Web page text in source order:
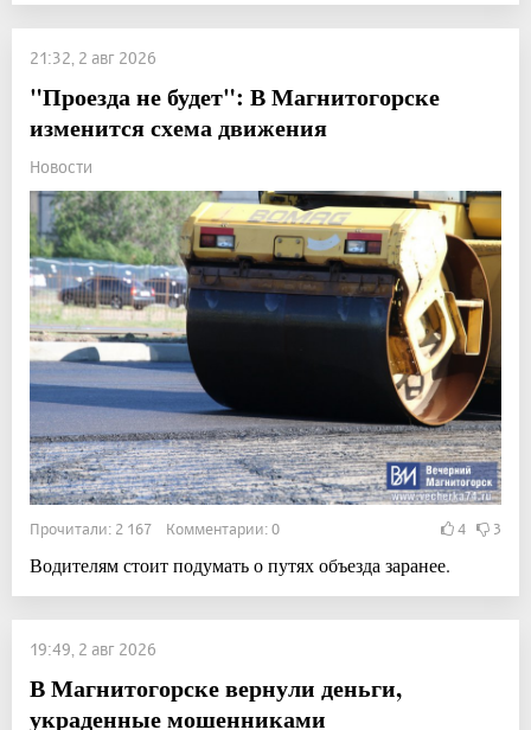
21:32, 2 авг 2026
"Проезда не будет": В Магнитогорске
изменится схема движения
Новости
Прочитали: 2 167 Комментарии: 0 4 3
Водителям стоит подумать о путях объезда заранее.
19:49, 2 авг 2026
В Магнитогорске вернули деньги,
украденные мошенниками